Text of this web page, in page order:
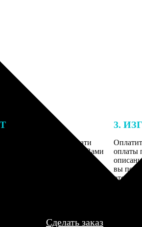
заказа к печати
могут связаться с Вами
3.
оплаты
вы
Сделать заказ